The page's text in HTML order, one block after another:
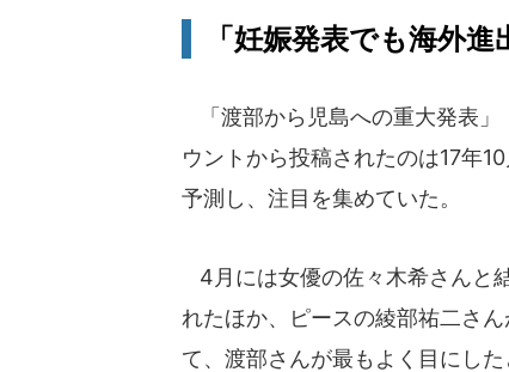
「妊娠発表でも海外
「渡部から児島への重大発表」
ウントから投稿されたのは17年
予測し、注目を集めていた。
4月には女優の佐々木希さんと
れたほか、ピースの綾部祐二さ
て、渡部さんが最もよく目にし